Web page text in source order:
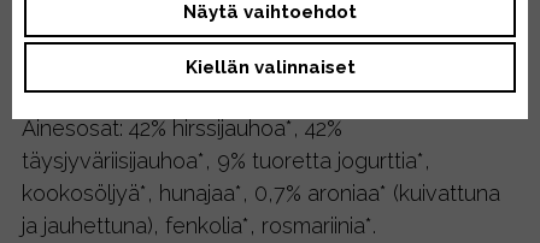
Ainesosat: 42% hirssijauhoa*, 42%
täysjyväriisijauhoa*, 9% tuoretta jogurttia*,
kookosöljyä*, hunajaa*, 0,7% aroniaa* (kuivattuna
ja jauhettuna), fenkolia*, rosmariinia*.
Näytä vaihtoehdot
Kiellän valinnaiset